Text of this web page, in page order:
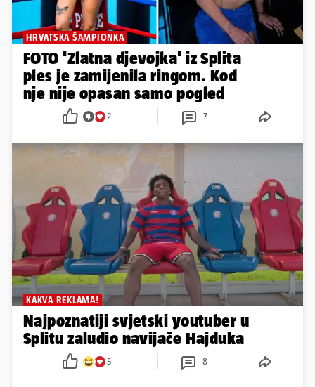
HRVATSKA ŠAMPIONKA
FOTO 'Zlatna djevojka' iz Splita
ples je zamijenila ringom. Kod
nje nije opasan samo pogled
2 7
KAKVA REKLAMA!
Najpoznatiji svjetski youtuber u
Splitu zaludio navijače Hajduka
5 8